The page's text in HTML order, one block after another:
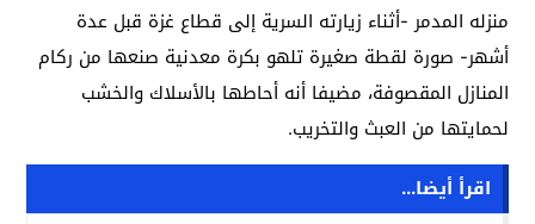
منزله المدمر -أثناء زيارته السرية إلى قطاع غزة قبل عدة
أشهر- صورة لقطة صغيرة تلهو بكرة معدنية صنعها من ركام
المنازل المقصوفة، مضيفا أنه أحاطها بالأسلاك والخشب
لحمايتها من العبث والتخريب.
اقرأ أيضا...